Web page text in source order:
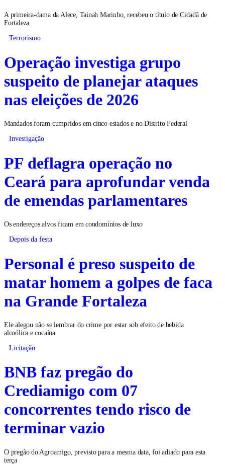
A primeira-dama da Alece, Tainah Marinho, recebeu o título de Cidadã de
Fortaleza
Terrorismo
Operação investiga grupo
suspeito de planejar ataques
nas eleições de 2026
Mandados foram cumpridos em cinco estados e no Distrito Federal
Investigação
PF deflagra operação no
Ceará para aprofundar venda
de emendas parlamentares
Os endereços alvos ficam em condomínios de luxo
Depois da festa
Personal é preso suspeito de
matar homem a golpes de faca
na Grande Fortaleza
Ele alegou não se lembrar do crime por estar sob efeito de bebida
alcoólica e cocaína
Licitação
BNB faz pregão do
Crediamigo com 07
concorrentes tendo risco de
terminar vazio
O pregão do Agroamigo, previsto para a mesma data, foi adiado para esta
terça